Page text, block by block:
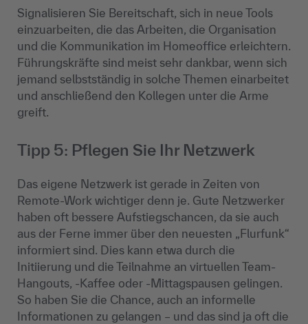
Signalisieren Sie Bereitschaft, sich in neue Tools
einzuarbeiten, die das Arbeiten, die Organisation
und die Kommunikation im Homeoffice erleichtern.
Führungskräfte sind meist sehr dankbar, wenn sich
jemand selbstständig in solche Themen einarbeitet
und anschließend den Kollegen unter die Arme
greift.
Tipp 5: Pflegen Sie Ihr Netzwerk
Das eigene Netzwerk ist gerade in Zeiten von
Remote-Work wichtiger denn je. Gute Netzwerker
haben oft bessere Aufstiegschancen, da sie auch
aus der Ferne immer über den neuesten „Flurfunk“
informiert sind. Dies kann etwa durch die
Initiierung und die Teilnahme an virtuellen Team-
Hangouts, -Kaffee oder -Mittagspausen gelingen.
So haben Sie die Chance, auch an informelle
Informationen zu gelangen – und das sind ja oft die